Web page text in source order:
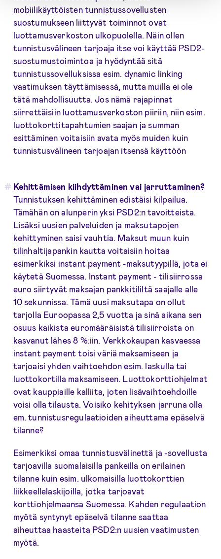
mobiilikäyttöisten tunnistussovellusten
suostumukseen liittyvät toiminnot ovat
luottamusverkoston ulkopuolella. Näin ollen
tunnistusvälineen tarjoaja itse voi käyttää PSD2-
suostumustoimintoa ja hyödyntää sitä
tunnistussovelluksissa esim. dynamic linking
vaatimuksen täyttämisessä, mutta muilla ei ole
tätä mahdollisuutta. Jos nämä rajapinnat
siirrettäisiin luottamusverkoston piiriin, niin esim.
luottokorttitapahtumien saajan ja summan
esittäminen voitaisiin avata myös muiden kuin
tunnistusvälineen tarjoajan itsensä käyttöön
Kehittämisen kiihdyttäminen vai jarruttaminen?
Tunnistuksen kehittäminen edistäisi kilpailua.
Tämähän on alunperin yksi PSD2:n tavoitteista.
Lisäksi uusien palveluiden ja maksutapojen
kehittyminen saisi vauhtia. Maksut muun kuin
tilinhaltijapankin kautta voitaisiin hoitaa
esimerkiksi instant payment -maksutyypillä, jota ei
käytetä Suomessa. Instant payment - tilisiirrossa
euro siirtyvät maksajan pankkitililtä saajalle alle
10 sekunnissa. Tämä uusi maksutapa on ollut
tarjolla Euroopassa 2,5 vuotta ja sinä aikana sen
osuus kaikista euromääräisistä tilisiirroista on
kasvanut lähes 8 %:iin. Verkkokaupan kasvaessa
instant payment toisi väriä maksamiseen ja
tarjoaisi yhden vaihtoehdon esim. laskulla tai
luottokortilla maksamiseen. Luottokorttiohjelmat
ovat kauppiaille kalliita, joten lisävaihtoehdoille
voisi olla tilausta. Voisiko kehityksen jarruna olla
em. tunnistusregulaatioiden aiheuttama epäselvä
tilanne?
Esimerkiksi omaa tunnistusvälinettä ja -sovellusta
tarjoavilla suomalaisilla pankeilla on erilainen
tilanne kuin esim. ulkomaisilla luottokorttien
liikkeellelaskijoilla, jotka tarjoavat
korttiohjelmaansa Suomessa. Kahden regulaation
myötä syntynyt epäselvä tilanne saattaa
aiheuttaa haasteita PSD2:n uusien vaatimusten
myötä.